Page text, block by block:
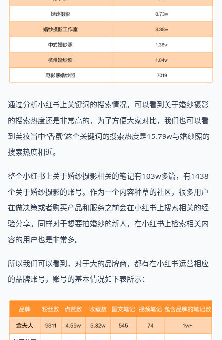
通过分析小红书上关键词的搜索情况，可以看到关于婚纱摄影
的搜索热度还是非常高的，为了方便大家对比，我们也可以看
到美妆当中“香氛”这个关键词的搜索热度是15.79w与婚纱照的
搜索热度相近。
整个小红书上关于婚纱摄影相关的笔记有103w多篇，有1438
个关于婚纱摄影的账号。作为一个内容种草的社区，很多用户
在做决策或者购买产品和服务之前会在小红书上搜索相关的经
验分享。同样对于想要拍婚纱的新人，在小红书上检索相关内
容的用户也是非常多。
所以我们可以看到，对于大的品牌商，都有在小红书运营相应
的品牌账号，账号的基本情况如下表所示：